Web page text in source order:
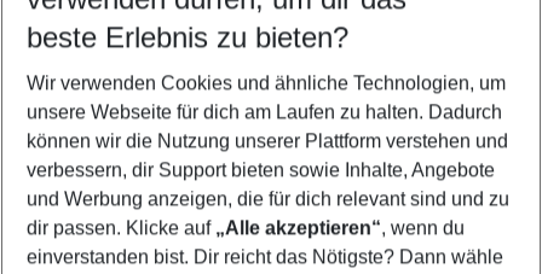
5-8 Nächte
2 Erwachsene Keine Kinder
Mehr Filter anzeigen
beste Erlebnis zu bieten?
Wir verwenden Cookies und ähnliche Technologien, um
unsere Webseite für dich am Laufen zu halten. Dadurch
können wir die Nutzung unserer Plattform verstehen und
verbessern, dir Support bieten sowie Inhalte, Angebote
und Werbung anzeigen, die für dich relevant sind und zu
dir passen. Klicke auf „Alle akzeptieren“, wenn du
einverstanden bist. Dir reicht das Nötigste? Dann wähle